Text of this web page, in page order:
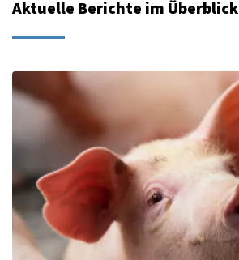
Aktuelle Berichte im Überblick